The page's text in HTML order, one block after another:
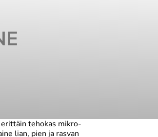
tehokas mikro-
lian, pien ja rasvan